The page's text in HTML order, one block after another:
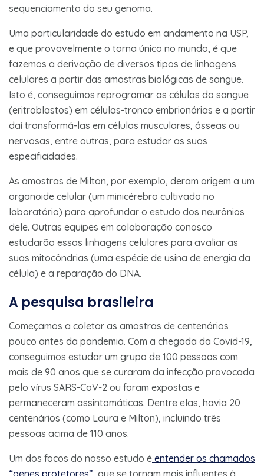
sequenciamento do seu genoma.
Uma particularidade do estudo em andamento na USP,
e que provavelmente o torna único no mundo, é que
fazemos a derivação de diversos tipos de linhagens
celulares a partir das amostras biológicas de sangue.
Isto é, conseguimos reprogramar as células do sangue
(eritroblastos) em células-tronco embrionárias e a partir
daí transformá-las em células musculares, ósseas ou
nervosas, entre outras, para estudar as suas
especificidades.
As amostras de Milton, por exemplo, deram origem a um
organoide celular (um minicérebro cultivado no
laboratório) para aprofundar o estudo dos neurônios
dele. Outras equipes em colaboração conosco
estudarão essas linhagens celulares para avaliar as
suas mitocôndrias (uma espécie de usina de energia da
célula) e a reparação do DNA.
A pesquisa brasileira
Começamos a coletar as amostras de centenários
pouco antes da pandemia. Com a chegada da Covid-19,
conseguimos estudar um grupo de 100 pessoas com
mais de 90 anos que se curaram da infecção provocada
pelo vírus SARS-CoV-2 ou foram expostas e
permaneceram assintomáticas. Dentre elas, havia 20
centenários (como Laura e Milton), incluindo três
pessoas acima de 110 anos.
Um dos focos do nosso estudo é entender os chamados
“genes protetores” , que se tornam mais influentes à